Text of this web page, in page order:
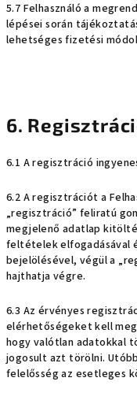
5.7 Felhasználó a
lépései során
lehetséges fizetési
6.
6.1 A regisztráció
6.2 A regisztrációt a
„regisztráció” feliratú
megjelenő adatlap
feltételek elfogadásával
bejelölésével, végül a
hajthatja végre.
6.3 Az érvényes
elérhetőségeket kell
hogy valótlan adatokkal
jogosult azt törölni.
felelősség az esetleges